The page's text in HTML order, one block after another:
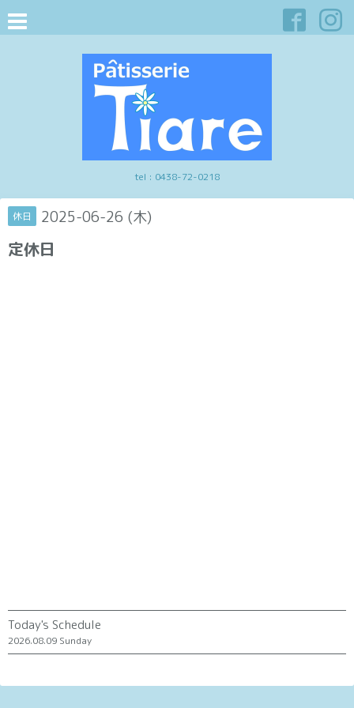
tel : 0438-72-0218
休日 2025-06-26 (木)
定休日
Today's Schedule
2026.08.09 Sunday